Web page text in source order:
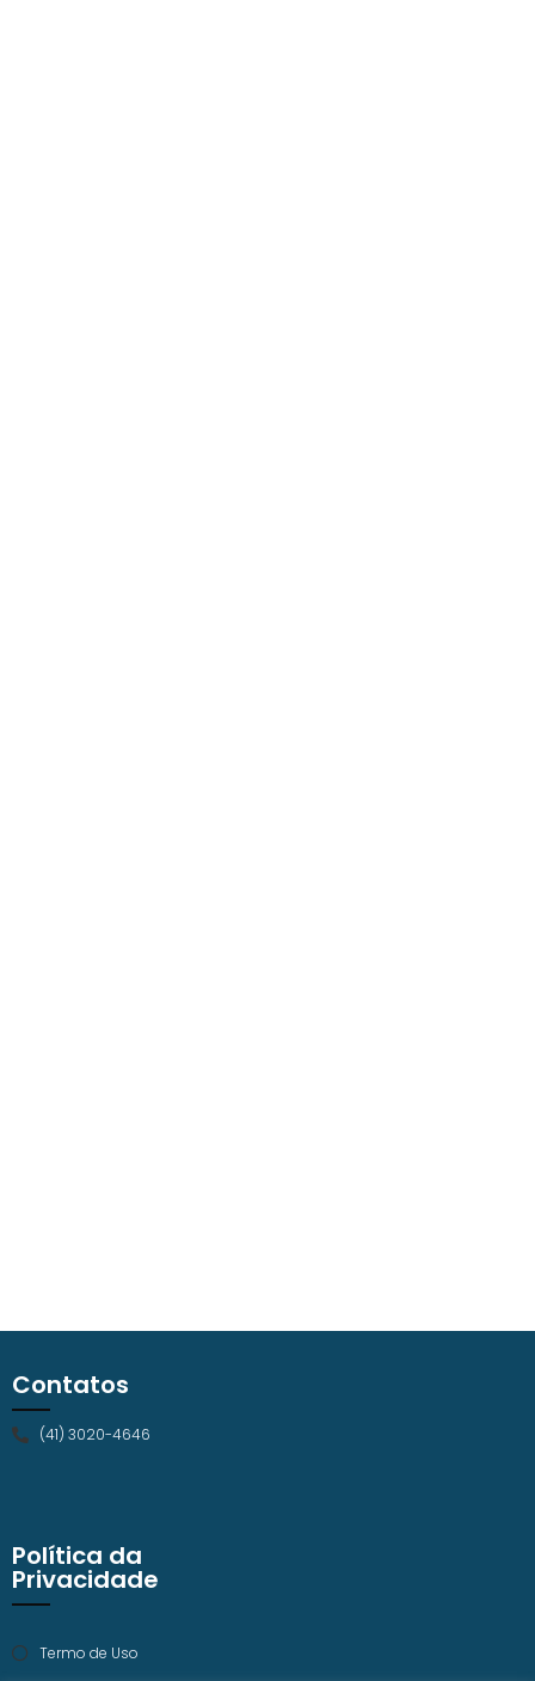
Política da
Privacidade
Termo de Uso
Contatos
(41) 3020-4646